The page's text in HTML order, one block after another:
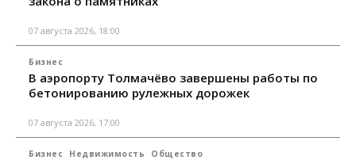
07 августа 2026, 18:00
Бизнес
В аэропорту Толмачёво завершены работы по
бетонированию рулежных дорожек
07 августа 2026, 17:00
Бизнес Недвижимость Общество